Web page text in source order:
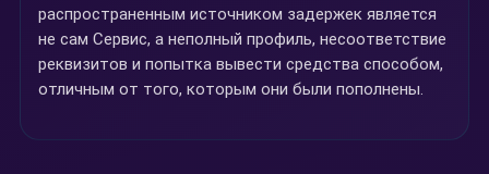
распространенным источником задержек является
не сам Сервис, а неполный профиль, несоответствие
реквизитов и попытка вывести средства способом,
отличным от того, которым они были пополнены.